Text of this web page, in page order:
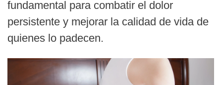
fundamental para combatir el dolor
persistente y mejorar la calidad de vida de
quienes lo padecen.